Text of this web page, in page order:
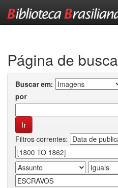
Página de busca
Buscar em:
por
Filtros correntes: